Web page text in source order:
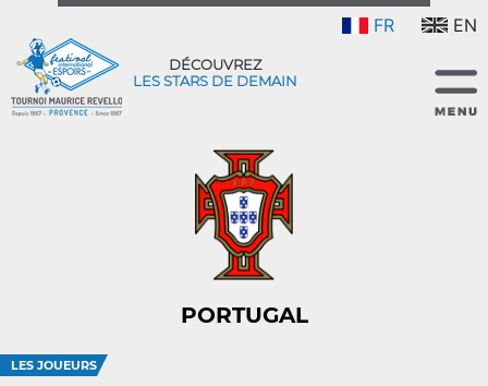
FR EN
DÉCOUVREZ
LES STARS DE DEMAIN
PORTUGAL
LES JOUEURS